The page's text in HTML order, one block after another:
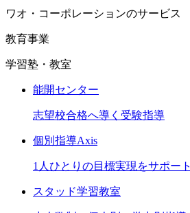
ワオ・コーポレーションのサービス
教育事業
学習塾・教室
能開センター
志望校合格へ導く受験指導
個別指導Axis
1人ひとりの目標実現をサポート
スタッド学習教室